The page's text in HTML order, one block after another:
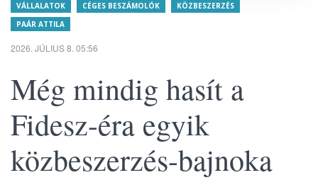
VÁLLALATOK CÉGES BESZÁMOLÓK
KÖZBESZERZÉS
PAÁR ATTILA
2026. JÚLIUS 8. 05:56
Még mindig hasít a
Fidesz-éra egyik
közbeszerzés-bajnoka